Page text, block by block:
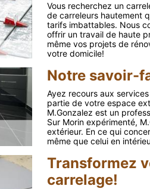
Vous recherchez un
de carreleurs hautement
tarifs imbattables. Nous
offrir un travail de haute
même vos projets de
votre domicile!
Notre savoir-
Ayez recours aux
partie de votre espace
M.Gonzalez est un
Sur Morin expérimenté,
extérieur. En ce qui
même que celui en
Transformez
carrelage!